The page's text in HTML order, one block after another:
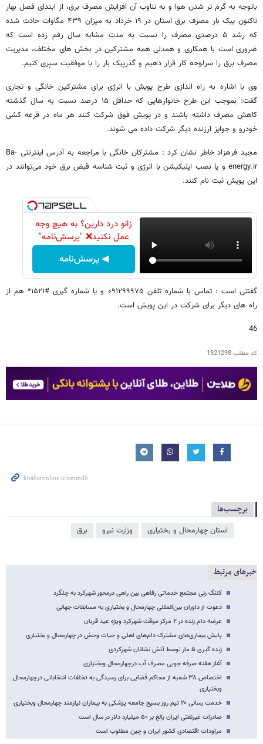
باتوجه به گرم تر شدن هوا و به تناوب آن افزایش مصرف برق، از ابتدای فصل بهار
تاکنون پیک بار مصرف برق استان در ۱۹ خرداد به میزان ۴۳۹ مگاوات حادث شده
که رشد ۵ درصدی مصرف را نسبت به مدت مشابه سال رقم زده است که
ضروری است با همکاری و همدلی همه مشترکین در بخش های مختلف، مدیریت
مصرف برق را سرلوحه کار قرار دهیم و گذرپیک بار را با موفقیت سپری کنیم.
وی با اشاره به راه اندازی طرح پویش با انرژی برای مشترکین خانگی و تجاری
گفت: بموجب این طرح خانوارهایی که حداقل ۱۵ درصد نسبت به سال گذشته
کاهش مصرف داشته باشند و در پویش فوق شرکت کنند هر ماه در قرعه کشی
خودرو و جوایز ارزنده دیگر شرکت داده می شوند.
مجید فرهزاد خاطر نشان کرد : مشترکان خانگی با مراجعه به آدرس اینترنتی Ba-
energy.ir و یا نصب اپلیکیشن با انرژی و ثبت شناسه قبض برق خود می‌توانند در
این پویش ثبت نام کنند.
زانو درد دارین؟ به هیچ وجه
عمل نکنید❌ "پرسش‌نامه"
◀ پرسش‌نامه
گفتنی است : تماس با شماره تلفن ۰۹۱۲۹۹۹۷۵ و یا شماره گیری #۱۵۲۱* هم از
راه ‌های دیگر برای شرکت در این پویش است.
46
کد مطلب1921298
برچسب‌ها
استان چهارمحال و بختیاری وزارت نیرو برق
خبرهای مرتبط
کلنگ زنی مجتمع خدماتی رفاهی بین راهی درمحور شهرکرد به چلگرد
دعوت از داوران بین‌المللی چهارمحال و بختیاری به مسابقات جهانی
عرضه دام زنده در ۲ مرکز موقت شهرکرد ویژه عید قربان
پایش بیماری‌های مشترک دام‌های اهلی و حیات وحش در چهارمحال و بختیاری
زنده گیری ۵ مار توسط آتش نشانان شهرکردی
آغاز هفته صرفه جویی مصرف آب درچهارمحال وبختیاری
اختصاص ۳۸ شعبه از محاکم قضایی برای رسیدگی به تخلفات انتخاباتی درچهارمحال
وبختیاری
خدمت رسانی ۲۰ تیم روز بسیج جامعه پزشکی به بیماران نیازمند چهارمحال وبختیاری
صادرات غیرنفتی ایران باِلغ بر ۵۰ میلیارد دلار در سال است
مراودات اقتصادی کشور ایران و چین مطلوب است